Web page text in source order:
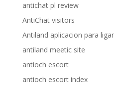
antichat pl review
AntiChat visitors
Antiland aplicacion para ligar
antiland meetic site
antioch escort
antioch escort index